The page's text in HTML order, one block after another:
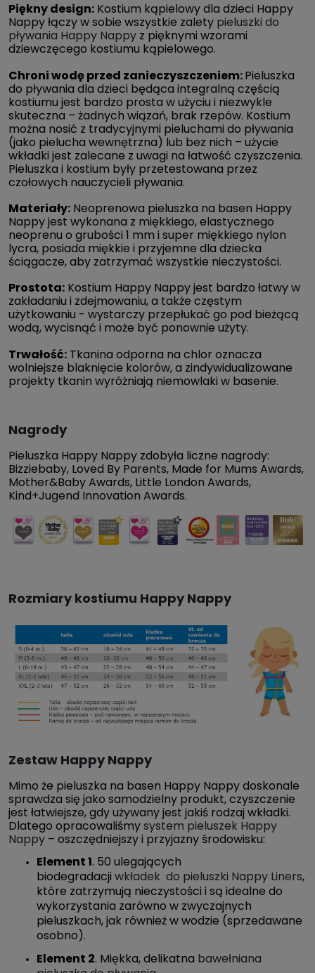
Piękny design: Kostium kąpielowy dla dzieci Happy
Nappy łączy w sobie wszystkie zalety pieluszki do
pływania Happy Nappy z pięknymi wzorami
dziewczęcego kostiumu kąpielowego.
Chroni wodę przed zanieczyszczeniem:Pieluszka
do pływania dla dzieci będąca integralną częścią
kostiumu jest bardzo prosta w użyciu i niezwykle
skuteczna – żadnych wiązań, brak rzepów. Kostium
można nosić z tradycyjnymi pieluchami do pływania
(jako pielucha wewnętrzna) lub bez nich – użycie
wkładki jest zalecane z uwagi na łatwość czyszczenia.
Pieluszka i kostium były przetestowana przez
czołowych nauczycieli pływania.
Materiały: Neoprenowa pieluszka na basen Happy
Nappy jest wykonana z miękkiego, elastycznego
neoprenu o grubości 1 mm i super miękkiego nylon
lycra, posiada miękkie i przyjemne dla dziecka
ściągacze, aby zatrzymać wszystkie nieczystości.
Prostota: Kostium Happy Nappy jest bardzo łatwy w
zakładaniu i zdejmowaniu, a także częstym
użytkowaniu - wystarczy przepłukać go pod bieżącą
wodą, wycisnąć i może być ponownie użyty.
Trwałość: Tkanina odporna na chlor oznacza
wolniejsze blaknięcie kolorów, a zindywidualizowane
projekty tkanin wyróżniają niemowlaki w basenie.
Nagrody
Pieluszka Happy Nappy zdobyła liczne nagrody:
Bizziebaby, Loved By Parents, Made for Mums Awards,
Mother&Baby Awards, Little London Awards,
Kind+Jugend Innovation Awards.
Rozmiary kostiumu Happy Nappy
Zestaw Happy Nappy
Mimo że pieluszka na basen Happy Nappy doskonale
sprawdza się jako samodzielny produkt, czyszczenie
jest łatwiejsze, gdy używany jest jakiś rodzaj wkładki.
Dlatego opracowaliśmysystem pieluszek Happy
Nappy – oszczędniejszy i przyjazny środowisku:
Element 1. 50 ulegających
biodegradacji wkładek do pieluszki Nappy Liners,
które zatrzymują nieczystości i są idealne do
wykorzystania zarówno w zwyczajnych
pieluszkach, jak również w wodzie (sprzedawane
osobno).
Element 2. Miękka, delikatna bawełniana